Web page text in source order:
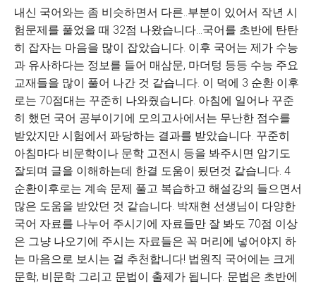
내신 국어와는 좀 비슷하면서 다른..부분이 있어서 작년 시
험문제를 풀었을 때 32점 나왔습니다...국어를 초반에 탄탄
히 잡자는 마음을 많이 잡았습니다. 이후 국어는 제가 수능
과 유사하다는 정보를 들어 매삼문, 마더텅 등등 수능 주요
교재들을 많이 풀어 나간 것 같습니다. 이 덕에 3 순환 이후
로는 70점대는 꾸준히 나와줬습니다. 아침에 일어나 꾸준
히 했던 국어 공부이기에 모의고사에서는 무난한 점수를
받았지만 시험에서 꽈당하는 결과를 받았습니다. 꾸준히
아침마다 비문학이나 문학 고전시 등을 봐주시면 암기도
잘되며 글을 이해하는데 한결 도움이 됬던것 같습니다. 4
순환이후로는 계속 문제 풀고 복습하고 해설강의 들으면서
많은 도움을 받았던 것 같습니다. 박재현 선생님이 다양한
국어 자료를 나누어 주시기에 자료들만 잘 봐도 70점 이상
은 그냥 나오기에 주시는 자료들은 꼭 머리에 넣어야지 하
는 마음으로 보시는 걸 추천합니다! 법원직 국어에는 크게
문학, 비문학 그리고 문법이 출제가 됩니다. 문법은 초반에